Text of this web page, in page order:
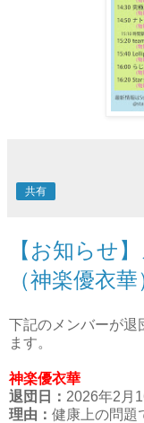
共有
【お知らせ
（神楽優衣華
下記のメンバーが退
ます。
神楽優衣華
退団日： 2026年2月
理由： 健康上の問題